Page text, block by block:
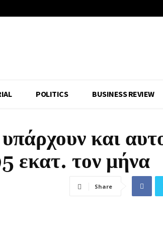
POLITICS BUSINESS REVIEW
και
εκατ. τον μήνα
Share